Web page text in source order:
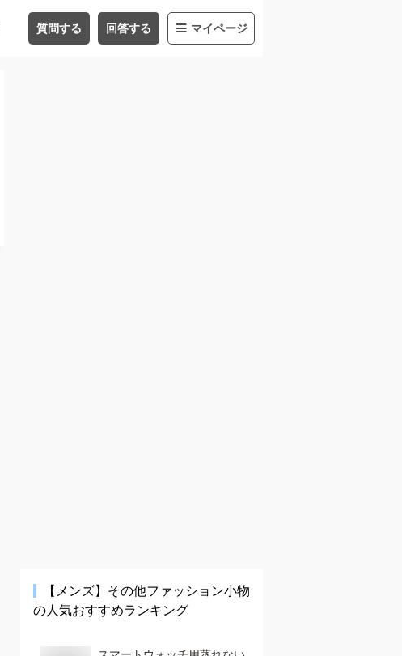
質問する 回答する マイページ
【メンズ】 その他ファッション小物
の人気おすすめランキング